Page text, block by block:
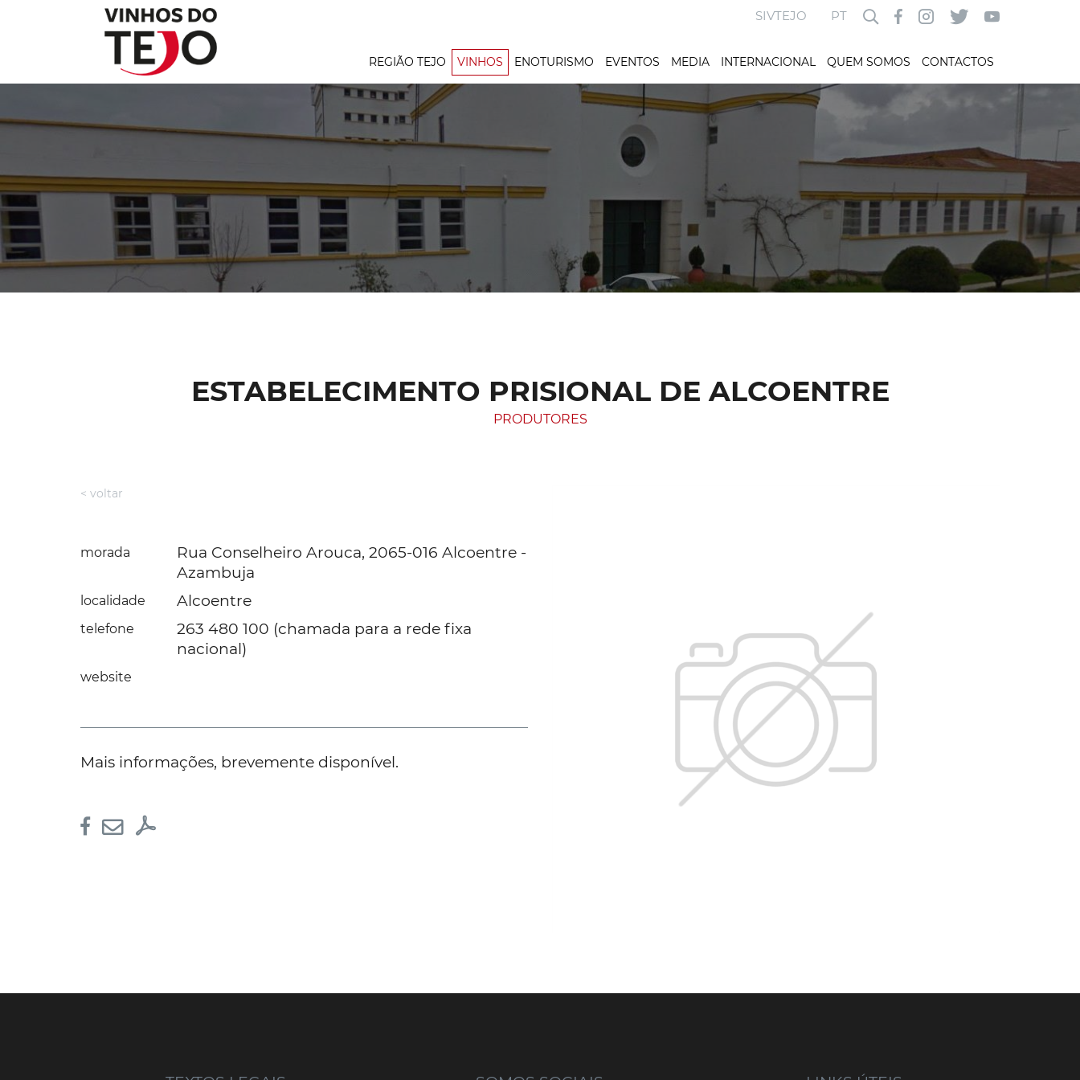
SIVTEJO PT
REGIÃO TEJO VINHOS ENOTURISMO EVENTOS MEDIA INTERNACIONAL QUEM SOMOS CONTACTOS
ESTABELECIMENTO PRISIONAL DE ALCOENTRE
PRODUTORES
< voltar
morada
Rua Conselheiro Arouca, 2065-016 Alcoentre -
Azambuja
localidade Alcoentre
telefone
263 480 100 (chamada para a rede fixa
nacional)
website
Mais informações, brevemente disponível.